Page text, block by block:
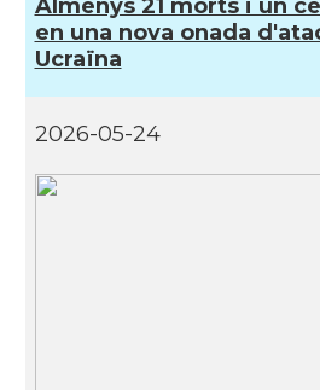
Almenys 21 morts i un
en una nova onada
Ucraïna
2026-05-24